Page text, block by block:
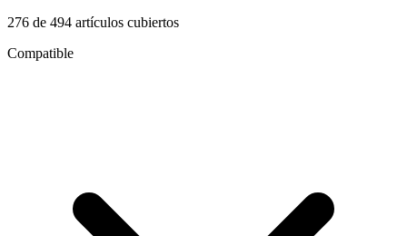
276 de 494 artículos cubiertos
Compatible